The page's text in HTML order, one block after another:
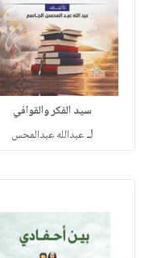
سيد الفكر والقوافي
لـعبدالله عبدالمحس